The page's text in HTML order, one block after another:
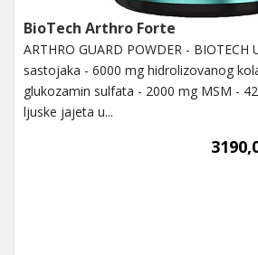
BioTech Arthro Forte
ARTHRO GUARD POWDER - BIOTECH
sastojaka - 6000 mg hidrolizovanog
glukozamin sulfata - 2000 mg MSM -
ljuske jajeta u...